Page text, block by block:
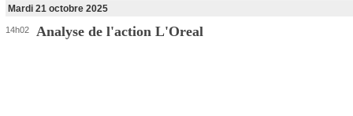
Mardi 21 octobre 2025
14h02 Analyse de l'action L'Oreal